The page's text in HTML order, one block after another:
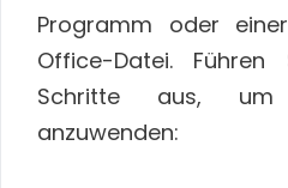
Programm oder
Office-Datei.
Schritte aus, um
anzuwenden: